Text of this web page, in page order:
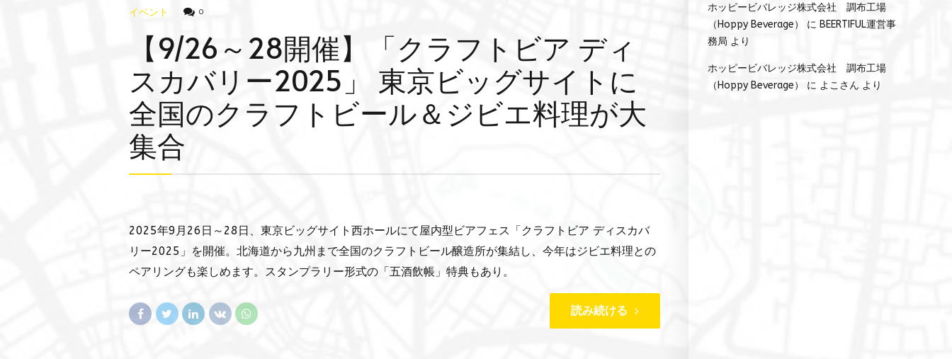
イベント 0
【9/26～28開催】「クラフトビア ディ
スカバリー2025」 東京ビッグサイトに
全国のクラフトビール＆ジビエ料理が大
集合
2025年9月26日～28日、東京ビッグサイト西ホールにて屋内型ビアフェス「クラフトビア ディスカバ
リー2025」を開催。北海道から九州まで全国のクラフトビール醸造所が集結し、今年はジビエ料理との
ペアリングも楽しめます。スタンプラリー形式の「五酒飲帳」特典もあり。
読み続ける
ホッピービバレッジ株式会社 調布工場
（Hoppy Beverage）
に BEERTIFUL運営事
務局 より
ホッピービバレッジ株式会社 調布工場
（Hoppy Beverage）
に よこさん より